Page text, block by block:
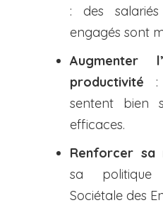
: des
engagés sont
Augmenter
productivité :
sentent bien
efficaces.
Renforcer sa
sa politique
Sociétale des